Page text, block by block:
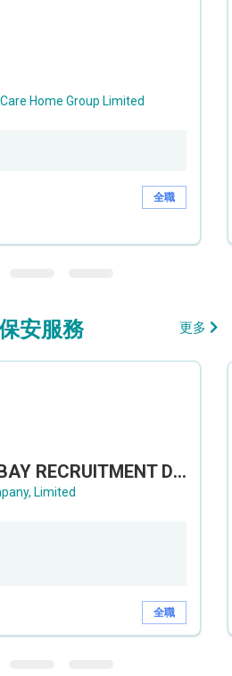
Home Group Limited
全職
安服務 更多
THE REPULSE BAY RECRUITMENT DAY 淺水灣影灣園人才招聘會
Limited
全職